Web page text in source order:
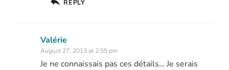
REPLY
Valérie
August 27, 2013 at 2:55 pm
Je ne connaissais pas ces détails… Je serais